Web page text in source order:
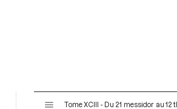
Tome XCIII - Du 21 messidor au